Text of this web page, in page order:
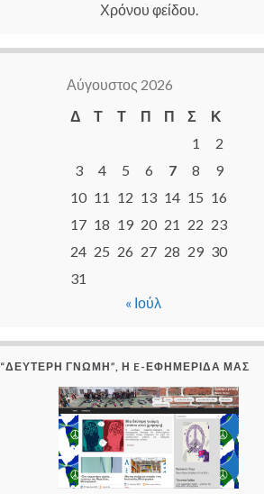
Χρόνου φείδου.
Αύγουστος 2026
Δ
Τ Τ Π Π Σ
Κ
1
2
3
4 5 6 7 8
9
10 11 12 13 14 15 16
17 18 19 20 21 22 23
24 25 26 27 28 29 30
31
« Ιούλ
“ΔΕΎΤΕΡΗ ΓΝΏΜΗ”, Η E-ΕΦΗΜΕΡΊΔΑ ΜΑΣ